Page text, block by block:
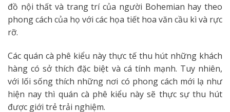
đồ nội thất và trang trí của người Bohemian hay theo
phong cách của họ với các họa tiết hoa văn cầu kì và rực
rỡ.
Các quán cà phê kiểu này thực tế thu hút những khách
hàng có sở thích đặc biệt và cá tính mạnh. Tuy nhiên,
với lối sống thích những nơi có phong cách mới lạ như
hiện nay thì quán cà phê kiểu này sẽ thực sự thu hút
được giới trẻ trải nghiệm.